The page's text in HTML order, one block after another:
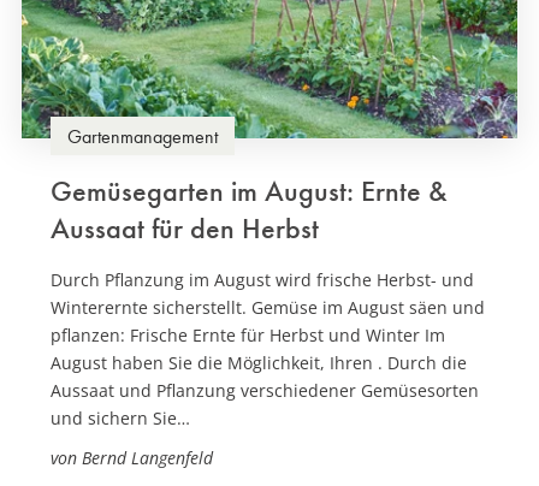
Gartenmanagement
Gemüsegarten im August: Ernte &
Aussaat für den Herbst
Durch Pflanzung im August wird frische Herbst- und
Winterernte sicherstellt. Gemüse im August säen und
pflanzen: Frische Ernte für Herbst und Winter Im
August haben Sie die Möglichkeit, Ihren . Durch die
Aussaat und Pflanzung verschiedener Gemüsesorten
und sichern Sie…
von Bernd Langenfeld